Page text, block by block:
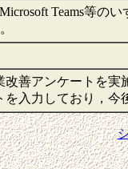
Teams等の
善アンケートを
を入力しており，